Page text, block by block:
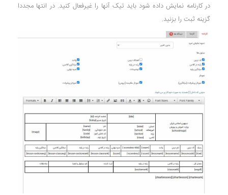
در کارنامه نمایش داده شود باید تیک آنها را غیرفعال کنید. در انتها مجددا
گزینه ثبت را بزنید.